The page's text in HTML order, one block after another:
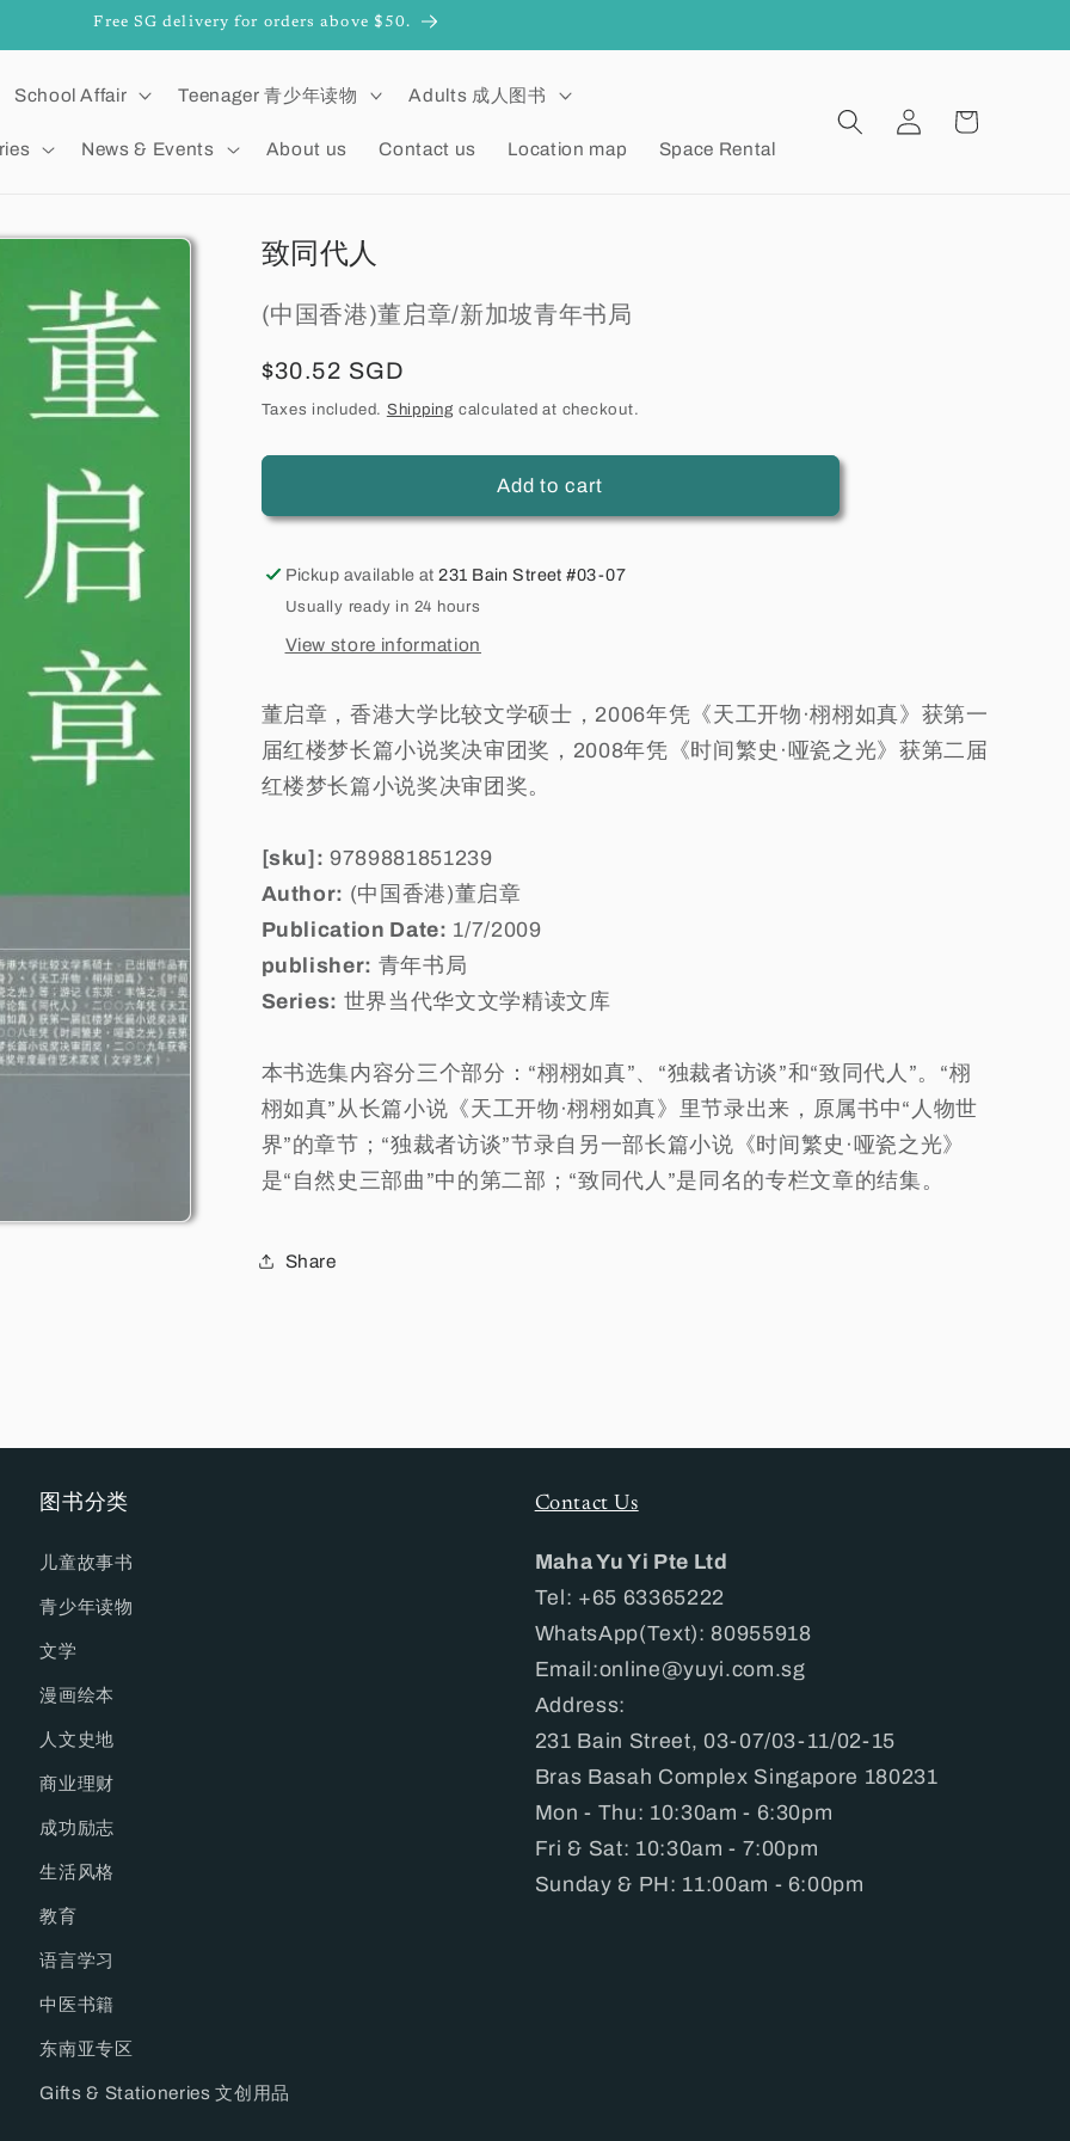
Free SG delivery for orders above $50.
School Affair Teenager 青少年读物 Adults 成人图书
News & Events About us Contact us Location map Space Rental
Log
in
Cart
致同代人
(中国香港)董启章/新加坡青年书局
Regular
price
$30.52 SGD
Taxes included. Shipping calculated at checkout.
Add to cart
Pickup available at231 Bain Street #03-07
Usually ready in 24 hours
View store information
董启章，香港大学比较文学硕士，2006年凭《天工开物·栩栩如真》获第一
届红楼梦长篇小说奖决审团奖，2008年凭《时间繁史·哑瓷之光》获第二届
红楼梦长篇小说奖决审团奖。
[sku]: 9789881851239
Author: (中国香港)董启章
Publication Date: 1/7/2009
publisher: 青年书局
Series: 世界当代华文文学精读文库
本书选集内容分三个部分：“栩栩如真”、“独裁者访谈”和“致同代人”。“栩
栩如真”从长篇小说《天工开物·栩栩如真》里节录出来，原属书中“人物世
界”的章节；“独裁者访谈”节录自另一部长篇小说《时间繁史·哑瓷之光》
是“自然史三部曲”中的第二部；“致同代人”是同名的专栏文章的结集。
Share
图书分类
儿童故事书
青少年读物
文学
漫画绘本
人文史地
商业理财
成功励志
生活风格
教育
语言学习
中医书籍
东南亚专区
Gifts & Stationeries 文创用品
Contact Us
Maha Yu Yi Pte Ltd
Tel: +65 63365222
WhatsApp(Text): 80955918
Email:online@yuyi.com.sg
Address:
231 Bain Street, 03-07/03-11/02-15
Bras Basah Complex Singapore 180231
Mon - Thu: 10:30am - 6:30pm
Fri & Sat: 10:30am - 7:00pm
Sunday & PH: 11:00am - 6:00pm